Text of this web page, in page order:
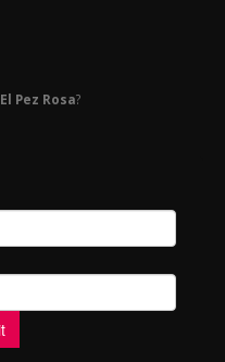
El Pez Rosa?